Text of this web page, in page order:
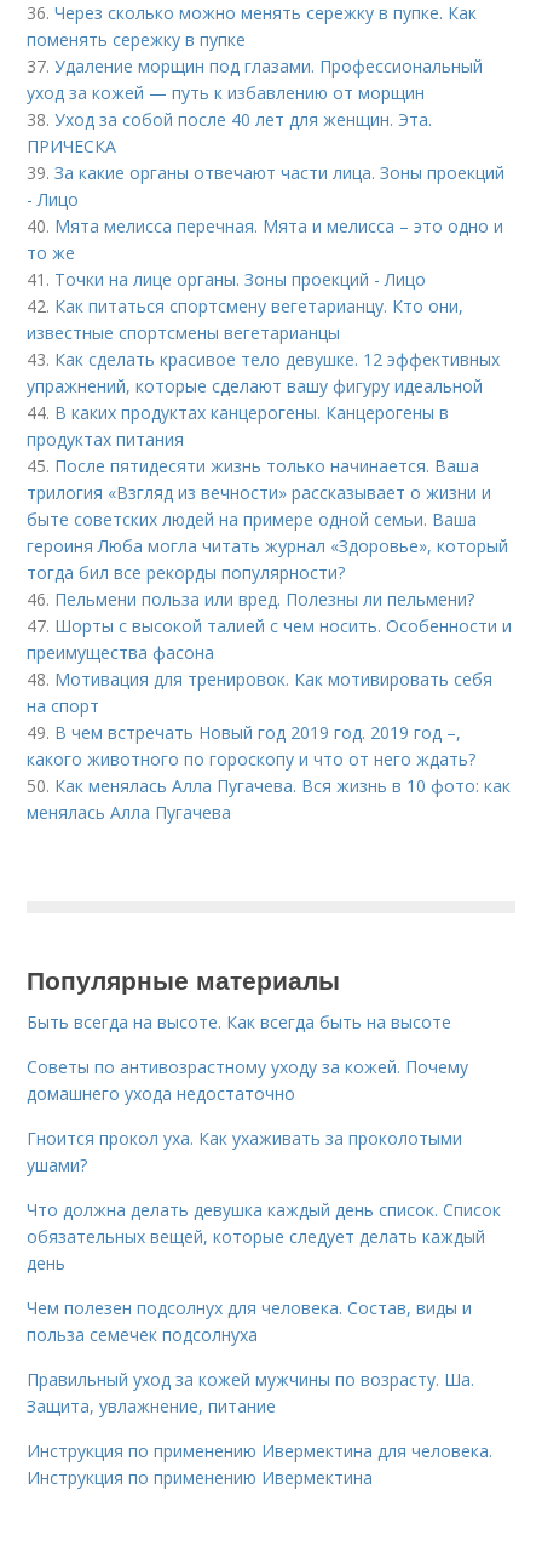
36.Через сколько можно менять сережку в пупке. Как
поменять сережку в пупке
37.Удаление морщин под глазами. Профессиональный
уход за кожей — путь к избавлению от морщин
38.Уход за собой после 40 лет для женщин. Эта.
ПРИЧЕСКА
39.За какие органы отвечают части лица. Зоны проекций
- Лицо
40. Мята мелисса перечная. Мята и мелисса – это одно и
то же
41. Точки на лице органы. Зоны проекций - Лицо
42. Как питаться спортсмену вегетарианцу. Кто они,
известные спортсмены вегетарианцы
43. Как сделать красивое тело девушке. 12 эффективных
упражнений, которые сделают вашу фигуру идеальной
44. В каких продуктах канцерогены. Канцерогены в
продуктах питания
45. После пятидесяти жизнь только начинается. Ваша
трилогия «Взгляд из вечности» рассказывает о жизни и
быте советских людей на примере одной семьи. Ваша
героиня Люба могла читать журнал «Здоровье», который
тогда бил все рекорды популярности?
46. Пельмени польза или вред. Полезны ли пельмени?
47. Шорты с высокой талией с чем носить. Особенности и
преимущества фасона
48. Мотивация для тренировок. Как мотивировать себя
на спорт
49. В чем встречать Новый год 2019 год. 2019 год –,
какого животного по гороскопу и что от него ждать?
50. Как менялась Алла Пугачева. Вся жизнь в 10 фото: как
менялась Алла Пугачева
Популярные материалы
Быть всегда на высоте. Как всегда быть на высоте
Советы по антивозрастному уходу за кожей. Почему
домашнего ухода недостаточно
Гноится прокол уха. Как ухаживать за проколотыми
ушами?
Что должна делать девушка каждый день список. Список
обязательных вещей, которые следует делать каждый
день
Чем полезен подсолнух для человека. Состав, виды и
польза семечек подсолнуха
Правильный уход за кожей мужчины по возрасту. Ша.
Защита, увлажнение, питание
Инструкция по применению Ивермектина для человека.
Инструкция по применению Ивермектина